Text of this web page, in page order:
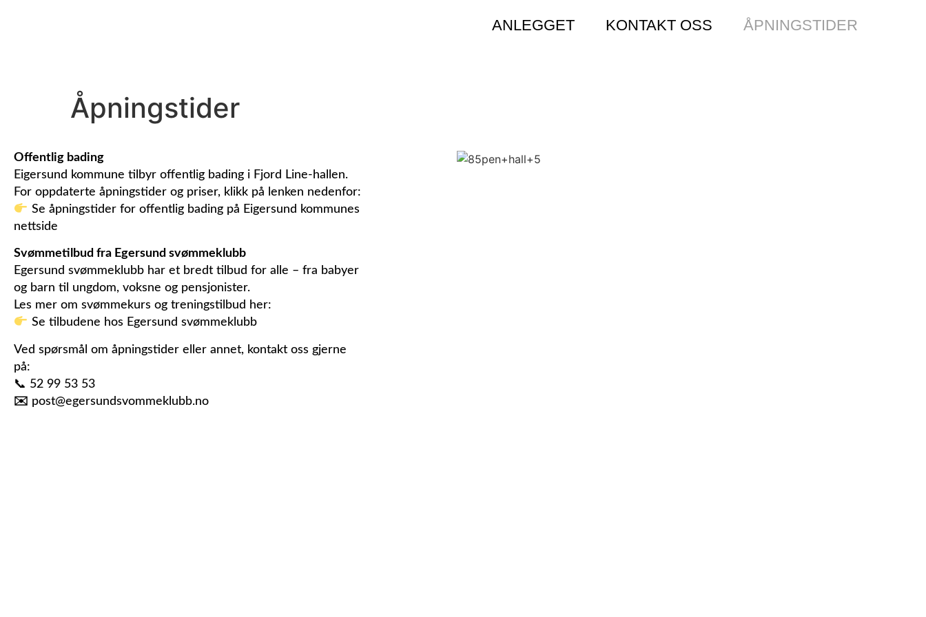
ANLEGGET KONTAKT OSS ÅPNINGSTIDER
Åpningstider
Offentlig bading
Eigersund kommune tilbyr offentlig bading i Fjord Line-hallen.
For oppdaterte åpningstider og priser, klikk på lenken nedenfor:
Se åpningstider for offentlig bading på Eigersund kommunes
nettside
Svømmetilbud fra Egersund svømmeklubb
Egersund svømmeklubb har et bredt tilbud for alle – fra babyer
og barn til ungdom, voksne og pensjonister.
Les mer om svømmekurs og treningstilbud her:
Se tilbudene hos Egersund svømmeklubb
Ved spørsmål om åpningstider eller annet, kontakt oss gjerne
på:
📞 52 99 53 53
✉️ post@egersundsvommeklubb.no